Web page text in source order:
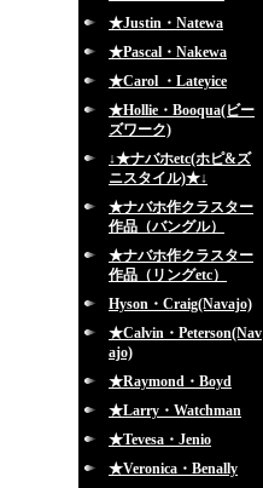
★Justin・Natewa
★Pascal・Nakewa
★Carol ・Lateyice
★Hollie・Booqua(ビー
ズワーク)
↓★ナバホetc(ホピ&ズ
ニスタイル)★↓
★ナバホ作クラスター
作品（バングル）
★ナバホ作クラスター
作品（リングetc）
Hyson・Craig(Navajo)
★Calvin・Peterson(Nav
ajo)
★Raymond・Boyd
★Larry・Watchman
★Tevesa・Jenio
★Veronica・Benally